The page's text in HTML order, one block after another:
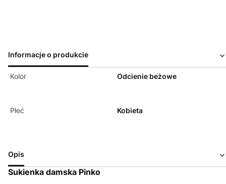
Informacje o produkcie
Kolor Odcienie beżowe
Płeć Kobieta
Opis
Sukienka damska Pinko